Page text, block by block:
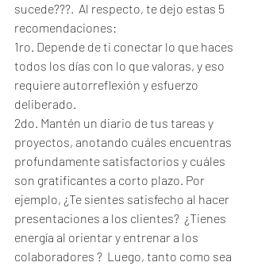
sucede???.  Al respecto, te dejo estas 5
recomendaciones:
1ro. Depende de ti conectar lo que haces
todos los días con lo que valoras, y eso
requiere autorreflexión y esfuerzo
deliberado.
2do. Mantén un diario de tus tareas y
proyectos, anotando cuáles encuentras
profundamente satisfactorios y cuáles
son gratificantes a corto plazo. Por
ejemplo, ¿Te sientes satisfecho al hacer
presentaciones a los clientes?  ¿Tienes
energía al orientar y entrenar a los
colaboradores ?  Luego, tanto como sea